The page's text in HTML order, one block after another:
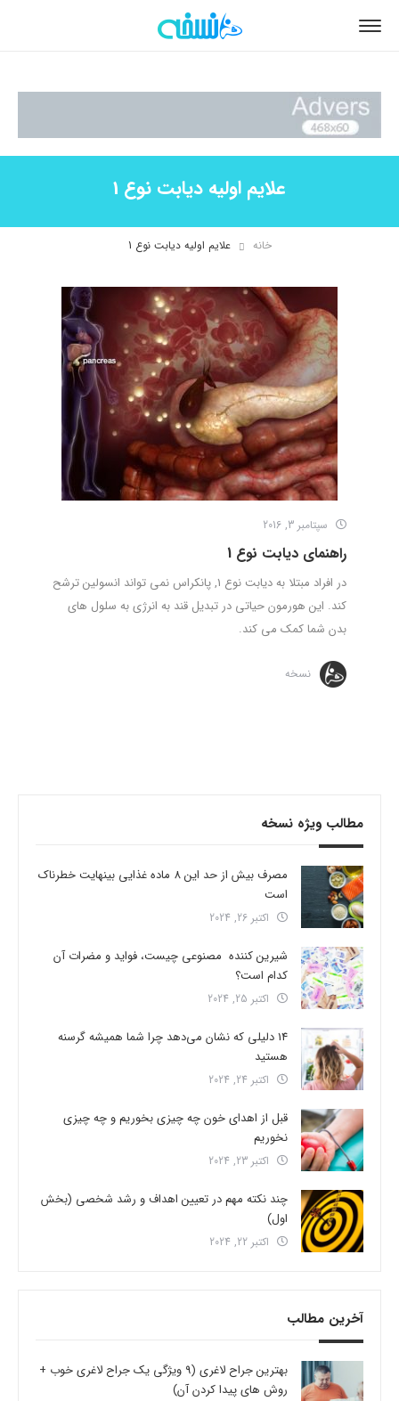
علایم اولیه دیابت نوع 1
خانه علایم اولیه دیابت نوع 1
سپتامبر 3, 2016
راهنمای دیابت نوع 1
در افراد مبتلا به دیابت نوع 1, پانکراس نمی تواند انسولین ترشح
کند. این هورمون حیاتی در تبدیل قند به انرژی به سلول های
بدن شما کمک می کند.
نسخه
مطالب ویژه نسخه
مصرف بیش از حد این 8 ماده غذایی بینهایت خطرناک
است
اکتبر 26, 2024
شیرین کننده مصنوعی چیست، فواید و مضرات آن
کدام است؟
اکتبر 25, 2024
14 دلیلی که نشان می‌دهد چرا شما همیشه گرسنه
هستید
اکتبر 24, 2024
قبل از اهدای خون چه چیزی بخوریم و چه چیزی
نخوریم
اکتبر 23, 2024
چند نکته مهم در تعیین اهداف و رشد شخصی (بخش
اول)
اکتبر 22, 2024
آخرین مطالب
بهترین جراح لاغری (9 ویژگی یک جراح لاغری خوب +
روش های پیدا کردن آن)